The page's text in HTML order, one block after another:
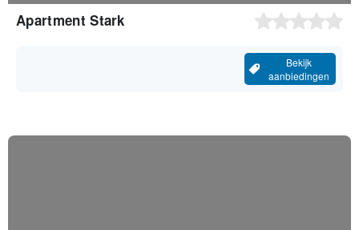
Apartment Stark
Bekijk
aanbiedingen